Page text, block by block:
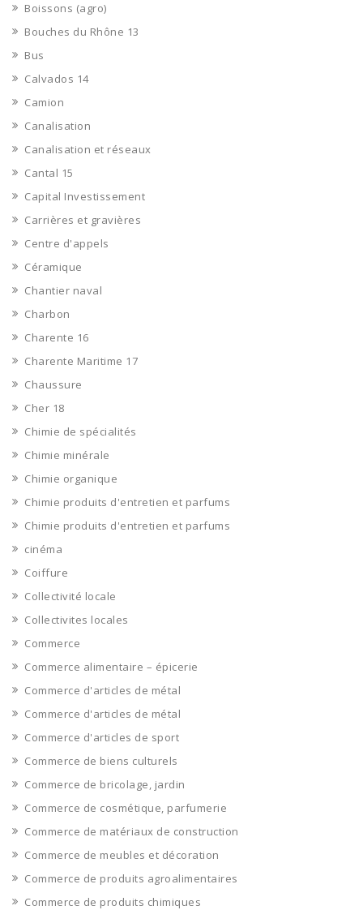
Boissons (agro)
Bouches du Rhône 13
Bus
Calvados 14
Camion
Canalisation
Canalisation et réseaux
Cantal 15
Capital Investissement
Carrières et gravières
Centre d'appels
Céramique
Chantier naval
Charbon
Charente 16
Charente Maritime 17
Chaussure
Cher 18
Chimie de spécialités
Chimie minérale
Chimie organique
Chimie produits d'entretien et parfums
Chimie produits d'entretien et parfums
cinéma
Coiffure
Collectivité locale
Collectivites locales
Commerce
Commerce alimentaire – épicerie
Commerce d'articles de métal
Commerce d'articles de métal
Commerce d'articles de sport
Commerce de biens culturels
Commerce de bricolage, jardin
Commerce de cosmétique, parfumerie
Commerce de matériaux de construction
Commerce de meubles et décoration
Commerce de produits agroalimentaires
Commerce de produits chimiques